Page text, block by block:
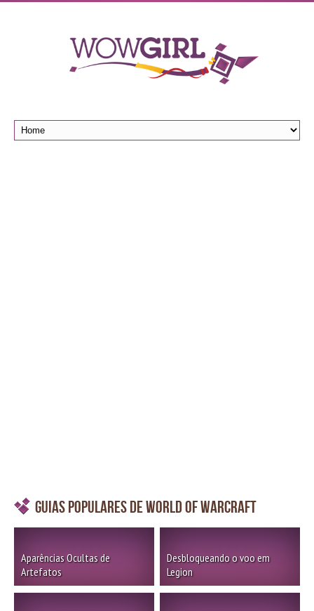
Guias Populares de World of Warcraft
Aparências Ocultas de
Artefatos
Desbloqueando o voo em
Legion